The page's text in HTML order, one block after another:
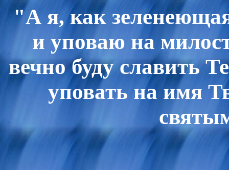
"А я, как
и уповаю на
вечно буду славить
уповать на имя